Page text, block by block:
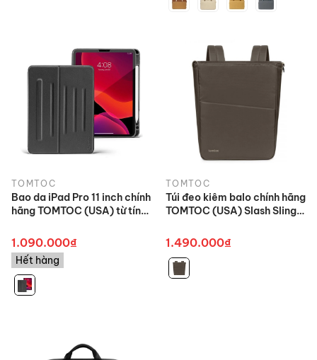
TOMTOC
Bao da iPad Pro 11 inch chính
hãng TOMTOC (USA) từ tính
Kickstand) - B02-001 hỗ
trợ sạc không dây APPLE
PENCIL
1.090.000₫
Hết hàng
TOMTOC
Túi đeo kiêm balo chính hãng
TOMTOC (USA) Slash Sling
Ultrabook
1.490.000₫